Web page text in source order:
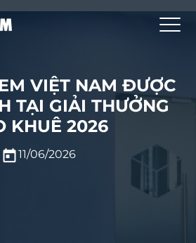
VIỆT NAM ĐƯỢC
TẠI GIẢI THƯỞNG
KHUÊ 2026
11/06/2026